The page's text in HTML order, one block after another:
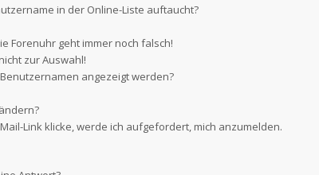
in der Online-Liste auftaucht?
Forenuhr geht immer noch falsch!
zur Auswahl!
angezeigt werden?
Link klicke, werde ich aufgefordert, mich anzumelden.